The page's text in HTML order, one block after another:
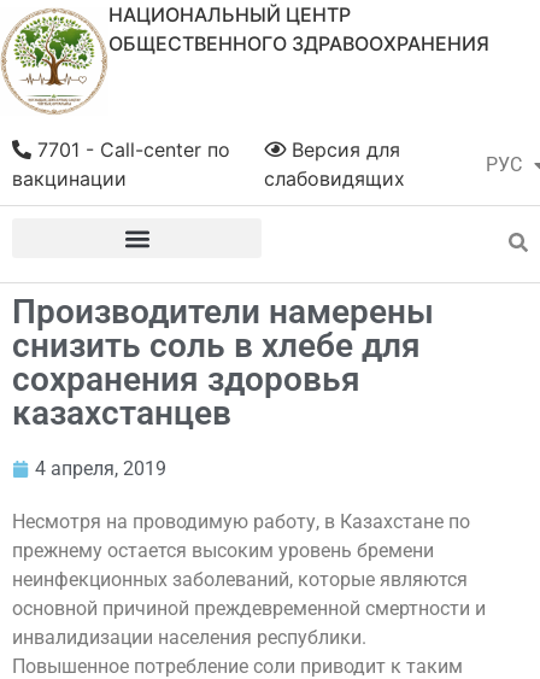
НАЦИОНАЛЬНЫЙ ЦЕНТР
ОБЩЕСТВЕННОГО ЗДРАВООХРАНЕНИЯ
РУС
ҚАЗ
Версия для
слабовидящих
7701 - Call-center по
вакцинации
Производители намерены
снизить соль в хлебе для
сохранения здоровья
казахстанцев
4 апреля, 2019
Несмотря на проводимую работу, в Казахстане по
прежнему остается высоким уровень бремени
неинфекционных заболеваний, которые являются
основной причиной преждевременной смертности и
инвалидизации населения республики.
Повышенное потребление соли приводит к таким